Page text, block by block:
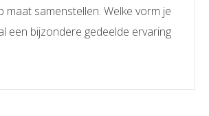
maat samenstellen. Welke vorm je
een bijzondere gedeelde ervaring